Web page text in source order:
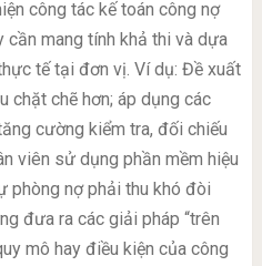
công tác kế toán công nợ
cần mang tính khả thi và dựa
tế tại đơn vị. Ví dụ: Đề xuất
chặt chẽ hơn; áp dụng các
cường kiểm tra, đối chiếu
viên sử dụng phần mềm hiệu
phòng nợ phải thu khó đòi
đưa ra các giải pháp “trên
mô hay điều kiện của công